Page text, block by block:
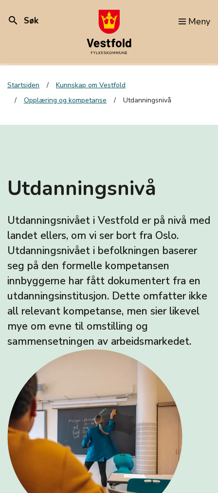
search Søk Meny
Startsiden
Kunnskap om Vestfold
Opplæring og kompetanse
Utdanningsnivå
Utdanningsnivå
Utdanningsnivået i Vestfold er på nivå med
landet ellers, om vi ser bort fra Oslo.
Utdanningsnivået i befolkningen baserer
seg på den formelle kompetansen
innbyggerne har fått dokumentert fra en
utdanningsinstitusjon. Dette omfatter ikke
all relevant kompetanse, men sier likevel
mye om evne til omstilling og
sammensetningen av arbeidsmarkedet.